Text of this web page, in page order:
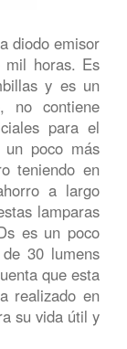
diodo emisor
horas. Es
y es un
no contiene
para el
poco más
teniendo en
a largo
lamparas
es un poco
30 lumens
que esta
realizado en
su vida útil y